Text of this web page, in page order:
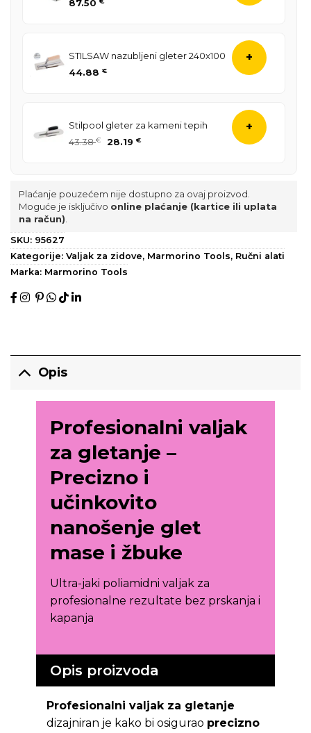
87.50
STILSAW nazubljeni gleter 240x100
44.88 €
+
Stilpool gleter za kameni tepih
43.38€ 28.19 €
+
Plaćanje pouzećem nije dostupno za ovaj proizvod.
Moguće je isključivo online plaćanje (kartice ili uplata
na račun)
SKU: 95627
Kategorije: Valjak za zidove, Marmorino Tools, Ručni alati
Marka: Marmorino Tools
Opis
Profesionalni valjak
za gletanje –
Precizno i
učinkovito
nanošenje glet
mase i žbuke
Ultra-jaki poliamidni valjak za
profesionalne rezultate bez prskanja i
kapanja
Opis proizvoda
Profesionalni valjak za gletanje
dizajniran je kako bi osigurao precizno